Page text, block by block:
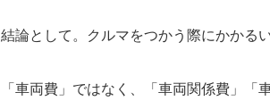
結論として。クルマをつかう際にかかる
「車両費」ではなく、「車両関係費」